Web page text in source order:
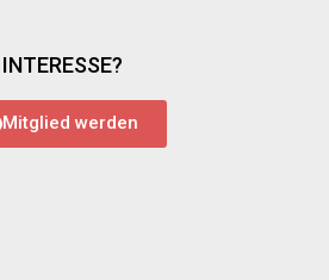
INTERESSE?
Mitglied werden